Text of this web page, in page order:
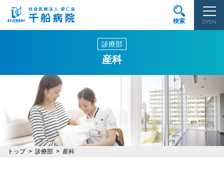
OPEN
検索
診療部
産科
トップ 診療部 産科